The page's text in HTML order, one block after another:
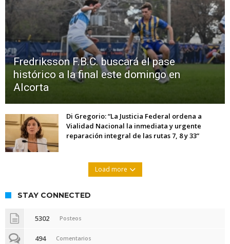
Fredriksson F.B.C. buscará el pase
histórico a la final este domingo en
Alcorta
Di Gregorio: “La Justicia Federal ordena a
Vialidad Nacional la inmediata y urgente
reparación integral de las rutas 7, 8 y 33”
Load more
STAY CONNECTED
5302 Posteos
494 Comentarios